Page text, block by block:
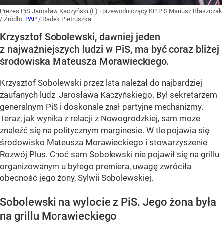
Prezes PiS Jarosław Kaczyński (L) i przewodniczący KP PiS Mariusz Błaszczak
/ Źródło: PAP / Radek Pietruszka
Krzysztof Sobolewski, dawniej jeden
z najważniejszych ludzi w PiS, ma być coraz bliżej
środowiska Mateusza Morawieckiego.
Krzysztof Sobolewski przez lata należał do najbardziej
zaufanych ludzi Jarosława Kaczyńskiego. Był sekretarzem
generalnym PiS i doskonale znał partyjne mechanizmy.
Teraz, jak wynika z relacji z Nowogrodzkiej, sam może
znaleźć się na politycznym marginesie. W tle pojawia się
środowisko Mateusza Morawieckiego i stowarzyszenie
Rozwój Plus. Choć sam Sobolewski nie pojawił się na grillu
organizowanym u byłego premiera, uwagę zwróciła
obecność jego żony, Sylwii Sobolewskiej.
Sobolewski na wylocie z PiS. Jego żona była
na grillu Morawieckiego